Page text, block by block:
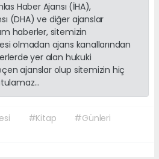
Haber Ajansı (İHA),
(DHA) ve diğer ajanslar
haberler, sitemizin
olmadan ajans kanallarından
yer alan hukuki
ajanslar olup sitemizin hiç
#Kitap
#Günleri